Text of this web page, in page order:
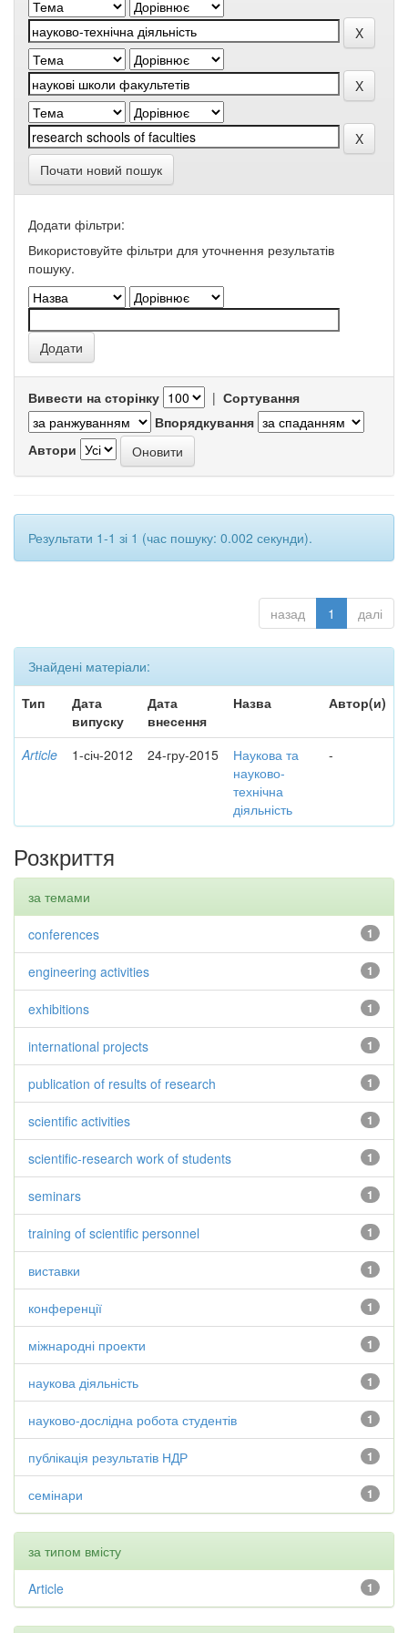
Почати новий пошук
Додати фільтри:
Використовуйте фільтри для уточнення результатів
пошуку.
Вивести на сторінку | Сортування
Впорядкування
Автори
Результати 1-1 зі 1 (час пошуку: 0.002 секунди).
назад 1 далі
Знайдені матеріали:
Тип
Дата
випуску
Дата
внесення
Назва Автор(и)
Article 1-січ-2012 24-гру-2015
Наукова та
науково-
технічна
діяльність
-
Розкриття
за темами
1
conferences
1
engineering activities
1
exhibitions
1
international projects
1
publication of results of research
1
scientific activities
1
scientific-research work of students
1
seminars
1
training of scientific personnel
1
виставки
1
конференції
1
міжнародні проекти
1
наукова діяльність
1
науково-дослідна робота студентів
1
публікація результатів НДР
1
семінари
за типом вмісту
1
Article